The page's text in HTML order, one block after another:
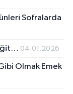
Sofralarda
04.01.2026
Olmak Emek